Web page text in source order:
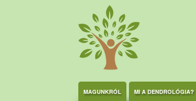
MAGUNKRÓL MI A DENDROLÓGIA?